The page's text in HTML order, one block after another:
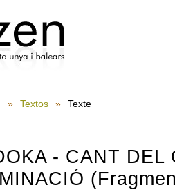
» Textos » Texte
- CANT DEL